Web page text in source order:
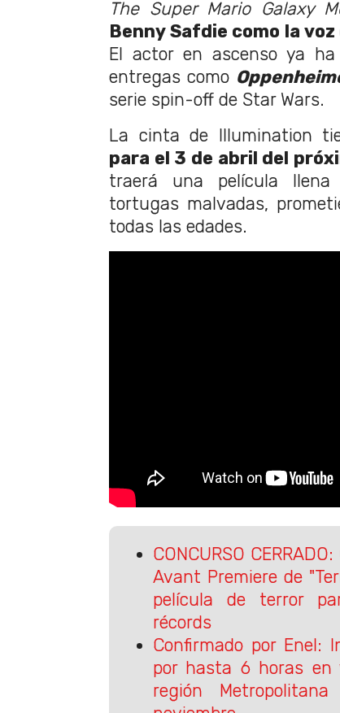
The Super Mario Galaxy
Benny Safdie como la
El actor en ascenso ya
entregas como
serie spin-off de Star Wars.
La cinta de Illumination
para el 3 de abril del
traerá una película
tortugas malvadas,
todas las edades.
CONCURSO
Avant Premiere de
película de terror
récords
Confirmado por Enel:
por hasta 6 horas en
región